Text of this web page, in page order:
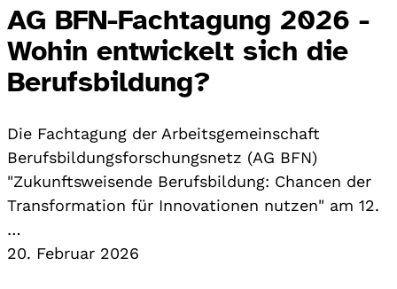
AG BFN-Fachtagung 2026 -
Wohin entwickelt sich die
Berufsbildung?
Die Fachtagung der Arbeitsgemeinschaft
Berufsbildungsforschungsnetz (AG BFN)
"Zukunftsweisende Berufsbildung: Chancen der
Transformation für Innovationen nutzen" am 12.
…
20. Februar 2026